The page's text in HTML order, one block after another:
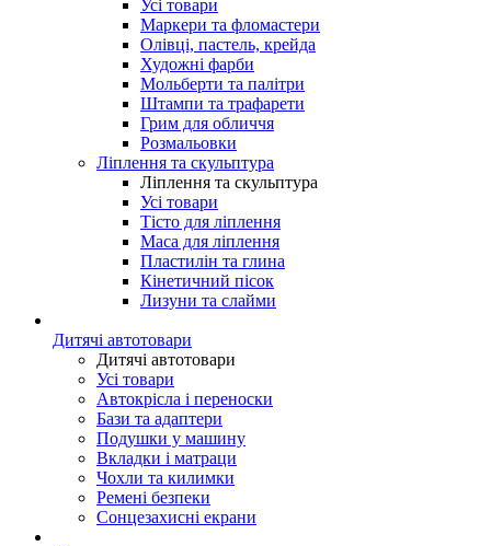
Усі товари
Маркери та фломастери
Олівці, пастель, крейда
Художні фарби
Мольберти та палітри
Штампи та трафарети
Грим для обличчя
Розмальовки
Ліплення та скульптура
Ліплення та скульптура
Усі товари
Тісто для ліплення
Маса для ліплення
Пластилін та глина
Кінетичний пісок
Лизуни та слайми
Дитячі автотовари
Дитячі автотовари
Усі товари
Автокрісла і переноски
Бази та адаптери
Подушки у машину
Вкладки і матраци
Чохли та килимки
Ремені безпеки
Сонцезахисні екрани